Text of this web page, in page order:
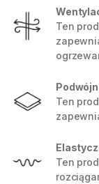
Ten
Ten
Ten